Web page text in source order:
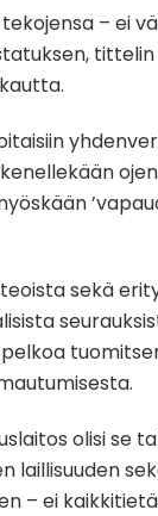
– ei
sekä
olisi se
laillisuuden
– ei